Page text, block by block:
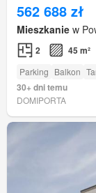
562 688 zł
Mieszkanie w
2 45 m²
Parking Balkon
30+ dni temu
DOMIPORTA